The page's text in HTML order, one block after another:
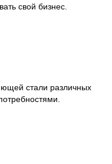
свой бизнес.
стали различных